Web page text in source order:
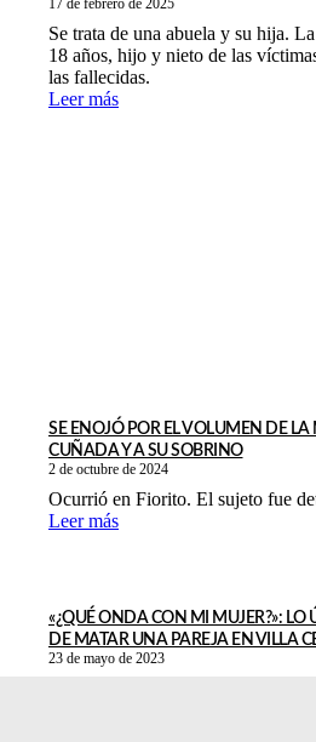
17 de febrero de 2025
Se trata de una abuela y su hija.
18 años, hijo y nieto de las
las fallecidas.
Leer más
SE ENOJÓ POR EL VOLUMEN DE
CUÑADA Y A SU SOBRINO
2 de octubre de 2024
Ocurrió en Fiorito. El sujeto fue
Leer más
«¿QUÉ ONDA CON MI MUJER?»: LO
DE MATAR UNA PAREJA EN VILLA
23 de mayo de 2023